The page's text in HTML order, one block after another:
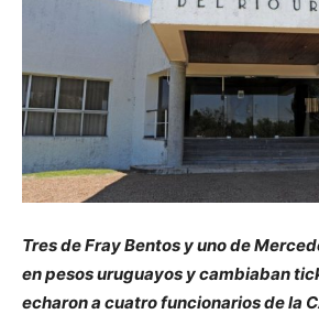
Tres de Fray Bentos y uno de
en pesos uruguayos y cambiaban
echaron a cuatro funcionarios de la